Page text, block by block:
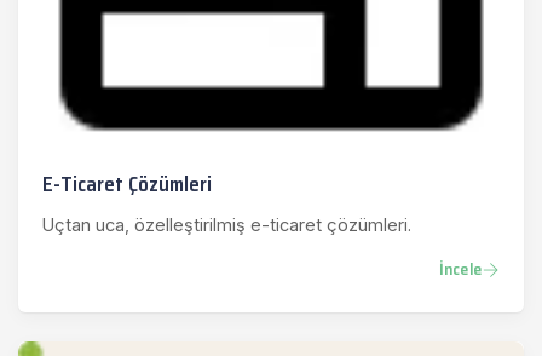
E-Ticaret Çözümleri
Uçtan uca, özelleştirilmiş e-ticaret çözümleri.
İncele